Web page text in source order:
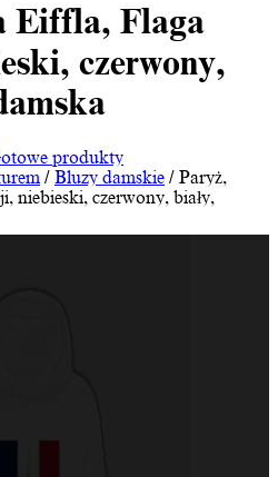
Eiffla, Flaga
czerwony,
produkty
/ Bluzy damskie / Paryż,
niebieski, czerwony, biały,